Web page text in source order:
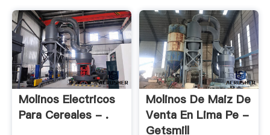
Molinos Electricos
Para Cereales - .
Molinos De Maiz De
Venta En Lima Pe -
Getsmill